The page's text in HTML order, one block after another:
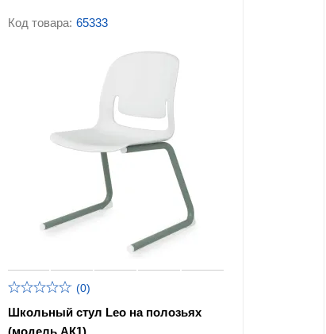
Код товара: 65333
(0)
Школьный стул Leo на полозьях